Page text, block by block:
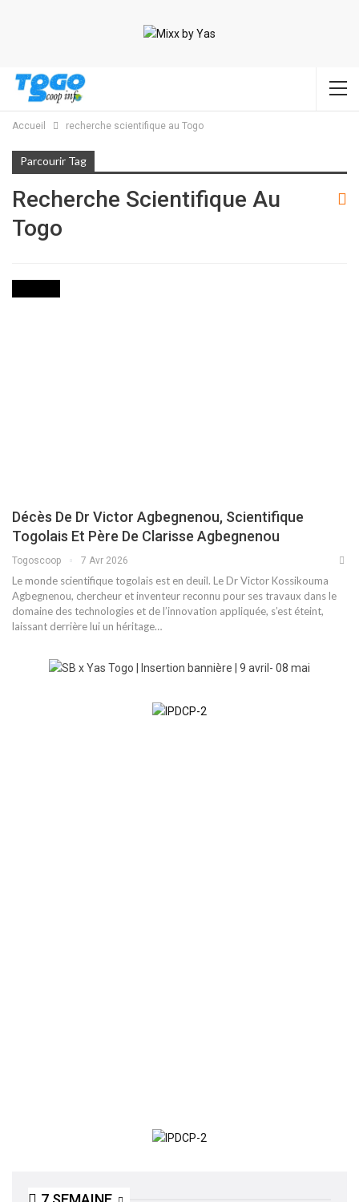
Accueil recherche scientifique au Togo
Parcourir Tag
Recherche Scientifique Au
Togo
Décès De Dr Victor Agbegnenou, Scientifique
Togolais Et Père De Clarisse Agbegnenou
Togoscoop 7 Avr 2026
Le monde scientifique togolais est en deuil. Le Dr Victor Kossikouma
Agbegnenou, chercheur et inventeur reconnu pour ses travaux dans le
domaine des technologies et de l’innovation appliquée, s’est éteint,
laissant derrière lui un héritage…